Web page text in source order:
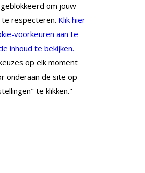
om jouw
respecteren. Klik hier
voorkeuren aan te
inhoud te bekijken.
op elk moment
onderaan de site op
te klikken."